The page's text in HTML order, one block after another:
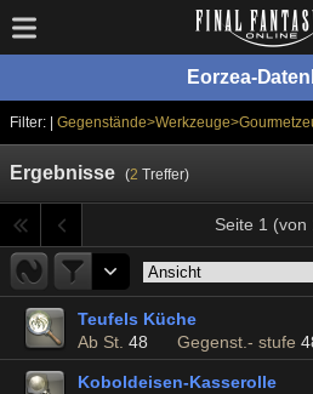
Eorzea-
Filter: |
Ergebnisse (2 Treffer)
Seite 1 (von
Teufels Küche
Ab St. 48 Gegenst.- stufe
Koboldeisen-Kasserolle